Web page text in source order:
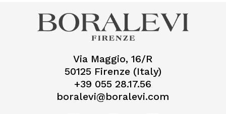
Via Maggio, 16/R
50125 Firenze (Italy)
+39 055 28.17.56
boralevi@boralevi.com